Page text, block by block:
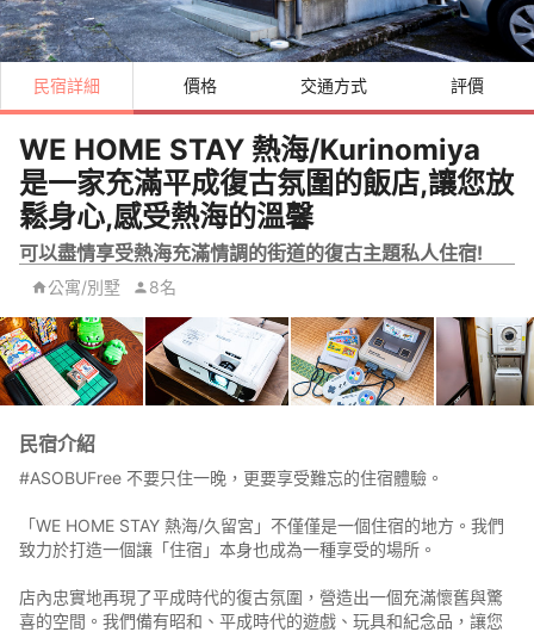
民宿詳細 價格 交通方式 評價
WE HOME STAY 熱海/Kurinomiya
是一家充滿平成復古氛圍的飯店,讓您放
鬆身心,感受熱海的溫馨
可以盡情享受熱海充滿情調的街道的復古主題私人住宿!
公寓/別墅 8名
民宿介紹
#ASOBUFree 不要只住一晚，更要享受難忘的住宿體驗。
「WE HOME STAY 熱海/久留宮」不僅僅是一個住宿的地方。我們
致力於打造一個讓「住宿」本身也成為一種享受的場所。
店內忠實地再現了平成時代的復古氛圍，營造出一個充滿懷舊與驚
喜的空間。我們備有昭和、平成時代的遊戲、玩具和紀念品，讓您